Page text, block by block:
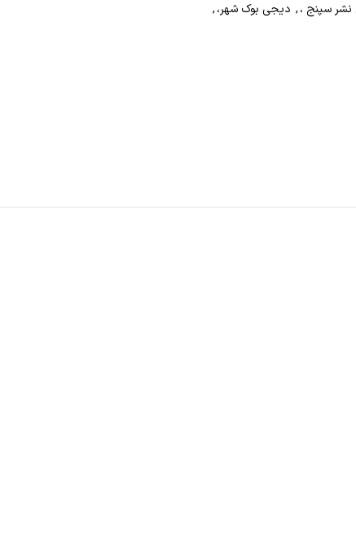
, دیجی بوک شهر،,